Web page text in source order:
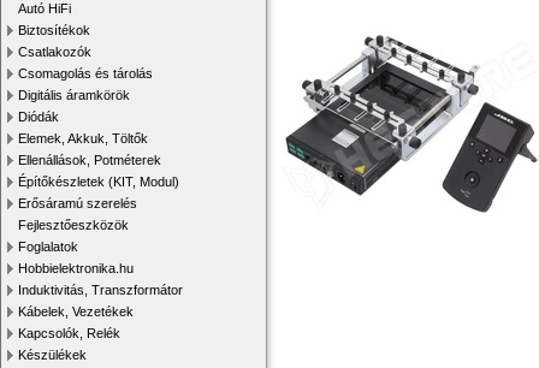
Autó HiFi
Biztosítékok
Csatlakozók
Csomagolás és tárolás
Digitális áramkörök
Diódák
Elemek, Akkuk, Töltők
Ellenállások, Potméterek
Építőkészletek (KIT, Modul)
Erősáramú szerelés
Fejlesztőeszközök
Foglalatok
Hobbielektronika.hu
Induktivitás, Transzformátor
Kábelek, Vezetékek
Kapcsolók, Relék
Készülékek